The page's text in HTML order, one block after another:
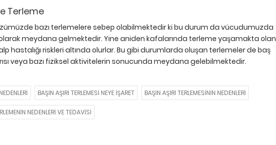
Terleme
bazı terlemelere sebep olabilmektedir ki bu durum da vücudumuzda
meydana gelmektedir. Yine aniden kafalarında terleme yaşamakta olan
hastalığı riskleri altında olurlar. Bu gibi durumlarda oluşan terlemeler de baş
veya bazı fiziksel aktivitelerin sonucunda meydana gelebilmektedir.
BAŞIN AŞIRI TERLEMESI NEYE IŞARET BAŞIN AŞIRI TERLEMESININ NEDENLERI
NEDENLERI VE TEDAVISI